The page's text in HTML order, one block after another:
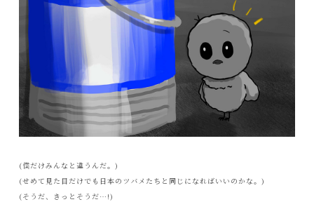
(僕だけみんなと違うんだ。)
(せめて見た目だけでも日本のツバメたちと同じになればいいのかな。)
(そうだ、きっとそうだ…!)